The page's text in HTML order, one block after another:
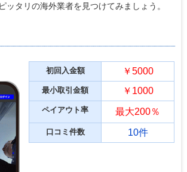
ッタリの海外業者を見つけてみましょう。
初回入金額 ￥5000
最小取引金額 ￥1000
ペイアウト率 最大200％
口コミ件数 10件